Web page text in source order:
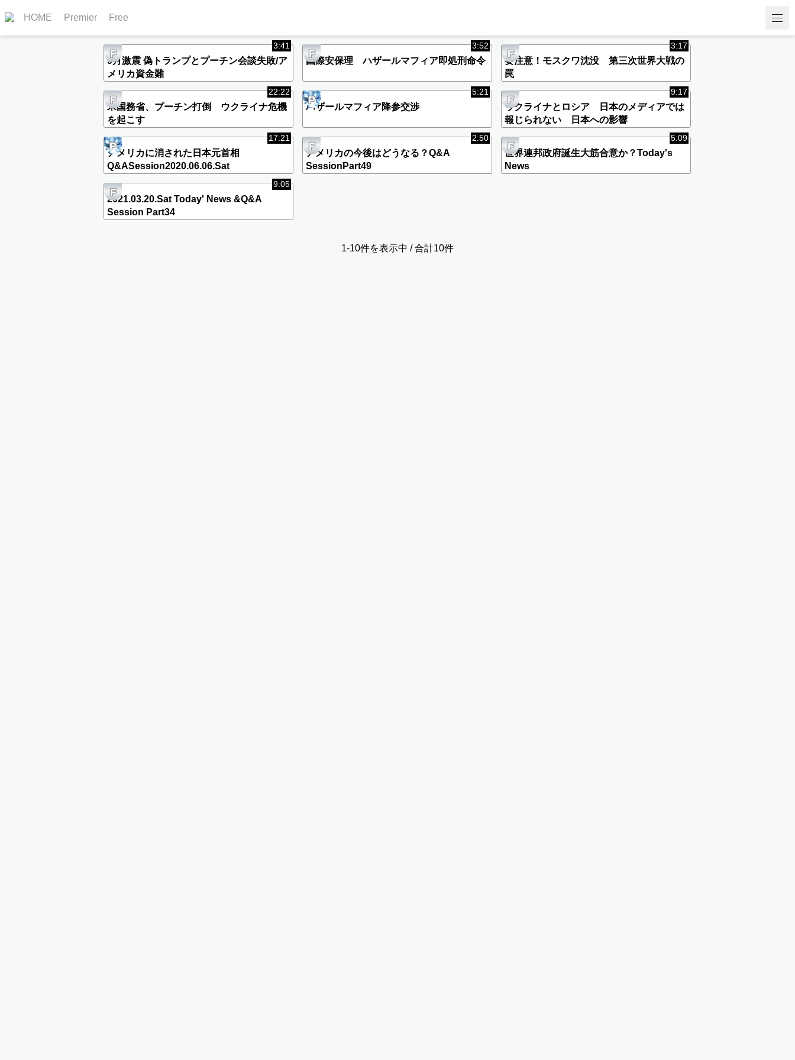
HOME Premier Free
F
3:41
9月激震 偽トランプとプーチン会談失敗/ア
メリカ資金難
F
3:52
国際安保理 ハザールマフィア即処刑命令
F
3:17
要注意！モスクワ沈没 第三次世界大戦の
罠
F
22:22
米国務省、プーチン打倒 ウクライナ危機
を起こす
P
5:21
ハザールマフィア降参交渉
F
9:17
ウクライナとロシア 日本のメディアでは
報じられない 日本への影響
P
17:21
アメリカに消された日本元首相
Q&ASession2020.06.06.Sat
F
2:50
アメリカの今後はどうなる？Q&A
SessionPart49
F
5:09
世界連邦政府誕生大筋合意か？Today's
News
F
9:05
2021.03.20.Sat Today' News &Q&A
Session Part34
1-10件を表示中 / 合計10件